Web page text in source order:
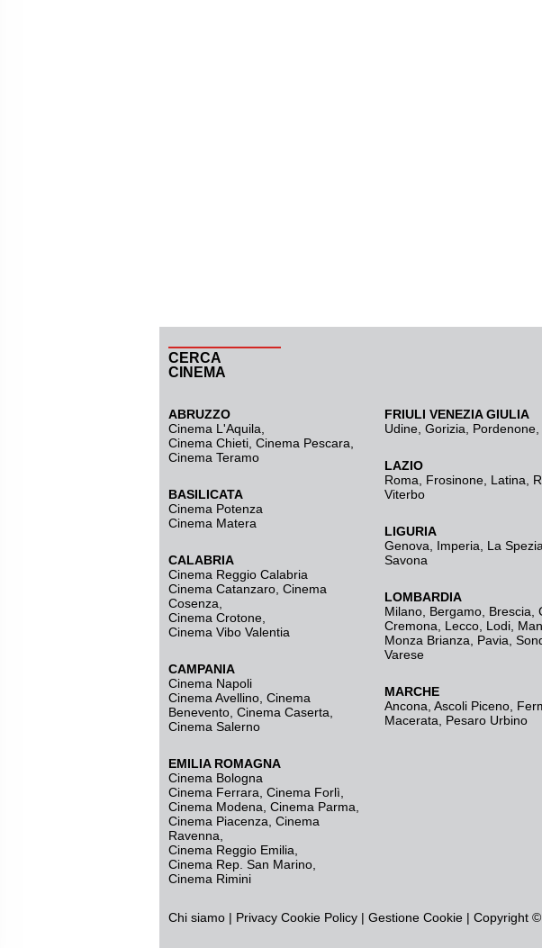
CERCA
CINEMA
ABRUZZO
Cinema L'Aquila
Cinema Chieti, Cinema Pescara,
Cinema Teramo
BASILICATA
Cinema Potenza
Cinema Matera
CALABRIA
Cinema Reggio Calabria
Cinema Catanzaro Cinema
Cosenza
Cinema Crotone
Cinema Vibo Valentia
CAMPANIA
Cinema Napoli
Cinema Avellino Cinema
Benevento Cinema Caserta
Cinema Salerno
EMILIA ROMAGNA
Cinema Bologna
Cinema Ferrara Cinema Forlì
Cinema Modena Cinema Parma
Cinema Piacenza Cinema
Ravenna
Cinema Reggio Emilia
Cinema Rep. San Marino
Cinema Rimini
FRIULI VENEZIA GIULIA
Udine Gorizia Pordenone
LAZIO
Roma
Frosinone Latina
Viterbo
LIGURIA
Genova
Imperia La Spezia
Savona
LOMBARDIA
Milano Bergamo Brescia,
Cremona
Lecco Lodi
Monza Brianza
Pavia
Varese
MARCHE
Ancona Ascoli Piceno
Macerata
Pesaro Urbino
Chi siamo | Privacy Cookie Policy | Gestione Cookie | Copyright